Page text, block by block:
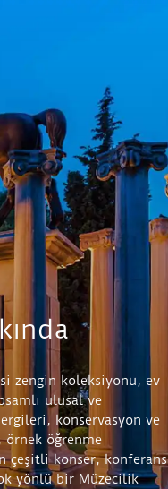
zengin koleksiyonu, ev
ulusal ve
konservasyon ve
öğrenme
çeşitli konser, konferans
yönlü bir Müzecilik